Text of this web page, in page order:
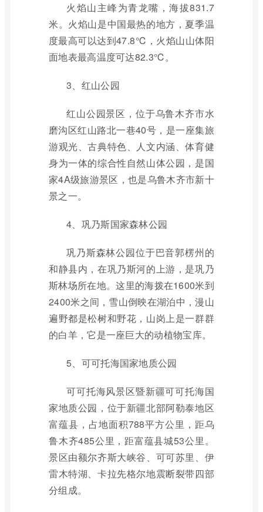
火焰山主峰为青龙嘴，海拔831.7
米。火焰山是中国最热的地方，夏季温
度最高可以达到47.8℃，火焰山山体阳
面地表最高温度可达82.3℃。
3、红山公园
红山公园景区，位于乌鲁木齐市水
磨沟区红山路北一巷40号，是一座集旅
游观光、古典特色、人文内涵、体育健
身为一体的综合性自然山体公园，是国
家4A级旅游景区，也是乌鲁木齐市新十
景之一。
4、巩乃斯国家森林公园
巩乃斯森林公园位于巴音郭楞州的
和静县内，在巩乃斯河的上游，是巩乃
斯林场所在地。这里的海拨在1600米到
2400米之间，雪山倒映在湖泊中，漫山
遍野都是松树和野花，山岗上是一群群
的白羊，它是一座巨大的动植物宝库。
5、可可托海国家地质公园
可可托海风景区暨新疆可可托海国
家地质公园，位于新疆北部阿勒泰地区
富蕴县，占地面积788平方公里，距乌
鲁木齐485公里，距富蕴县城53公里。
景区由额尔齐斯大峡谷、可可苏里、伊
雷木特湖、卡拉先格尔地震断裂带四部
分组成。